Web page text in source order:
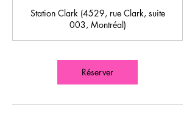
Station Clark (4529, rue Clark, suite
003, Montréal)
Réserver